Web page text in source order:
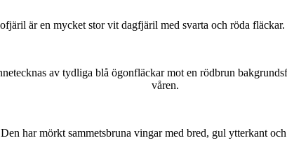
är en mycket stor vit dagfjäril med svarta och röda
av tydliga blå ögonfläckar mot en rödbrun
våren.
har mörkt sammetsbruna vingar med bred, gul ytterkant